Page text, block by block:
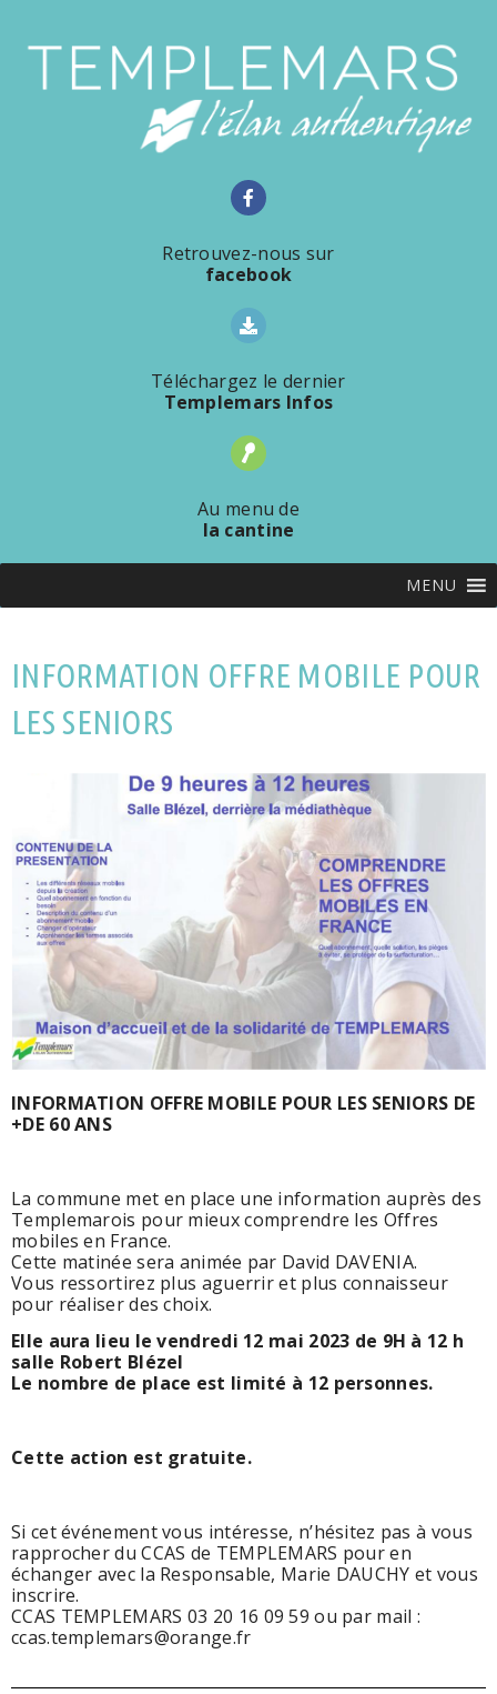
Retrouvez-nous sur
facebook
Téléchargez le dernier
Templemars Infos
Au menu de
la cantine
MENU
INFORMATION OFFRE MOBILE POUR
LES SENIORS
INFORMATION OFFRE MOBILE POUR LES SENIORS DE
+DE 60 ANS
La commune met en place une information auprès des
Templemarois pour mieux comprendre les Offres
mobiles en France.
Cette matinée sera animée par David DAVENIA.
Vous ressortirez plus aguerrir et plus connaisseur
pour réaliser des choix.
Elle aura lieu le vendredi 12 mai 2023 de 9H à 12 h
salle Robert Blézel
Le nombre de place est limité à 12 personnes.
Cette action est gratuite.
Si cet événement vous intéresse, n’hésitez pas à vous
rapprocher du CCAS de TEMPLEMARS pour en
échanger avec la Responsable, Marie DAUCHY et vous
inscrire.
CCAS TEMPLEMARS 03 20 16 09 59 ou par mail :
ccas.templemars@orange.fr